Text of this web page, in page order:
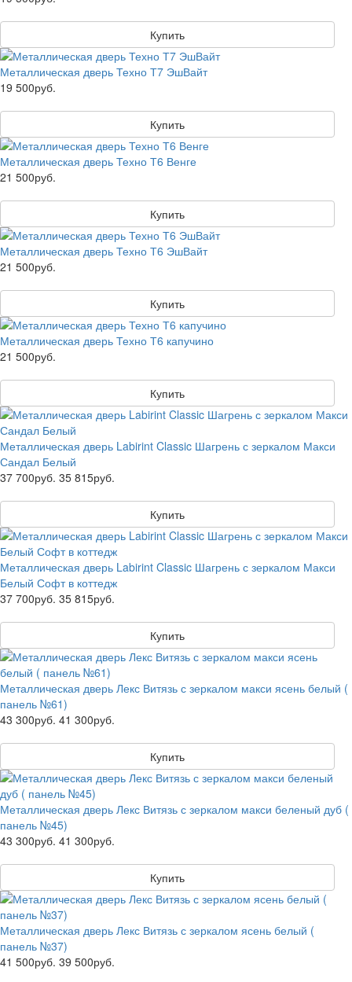
Купить
Металлическая дверь Техно Т7 ЭшВайт
19 500руб.
Купить
Металлическая дверь Техно Т6 Венге
21 500руб.
Купить
Металлическая дверь Техно Т6 ЭшВайт
21 500руб.
Купить
Металлическая дверь Техно Т6 капучино
21 500руб.
Купить
Металлическая дверь Labirint Classic Шагрень с зеркалом Макси
Сандал Белый
37 700руб. 35 815руб.
Купить
Металлическая дверь Labirint Classic Шагрень с зеркалом Макси
Белый Софт в коттедж
37 700руб. 35 815руб.
Купить
Металлическая дверь Лекс Витязь с зеркалом макси ясень белый (
панель №61)
43 300руб. 41 300руб.
Купить
Металлическая дверь Лекс Витязь с зеркалом макси беленый дуб (
панель №45)
43 300руб. 41 300руб.
Купить
Металлическая дверь Лекс Витязь с зеркалом ясень белый (
панель №37)
41 500руб. 39 500руб.